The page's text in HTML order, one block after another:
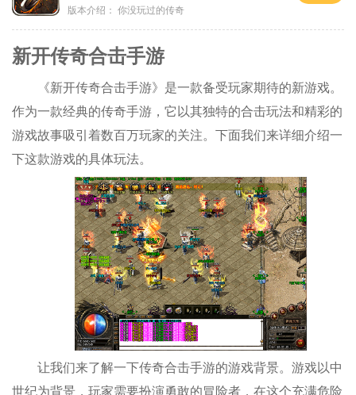
版本介绍： 你没玩过的传奇
新开传奇合击手游
《新开传奇合击手游》是一款备受玩家期待的新游戏。
作为一款经典的传奇手游，它以其独特的合击玩法和精彩的
游戏故事吸引着数百万玩家的关注。下面我们来详细介绍一
下这款游戏的具体玩法。
让我们来了解一下传奇合击手游的游戏背景。游戏以中
世纪为背景，玩家需要扮演勇敢的冒险者，在这个充满危险